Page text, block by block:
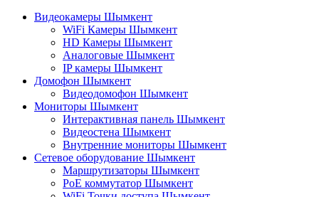
Видеокамеры Шымкент
WiFi Камеры Шымкент
HD Камеры Шымкент
Аналоговые Шымкент
IP камеры Шымкент
Домофон Шымкент
Видеодомофон Шымкент
Мониторы Шымкент
Интерактивная панель Шымкент
Видеостена Шымкент
Внутренние мониторы Шымкент
Сетевое оборудование Шымкент
Маршрутизаторы Шымкент
PoE коммутатор Шымкент